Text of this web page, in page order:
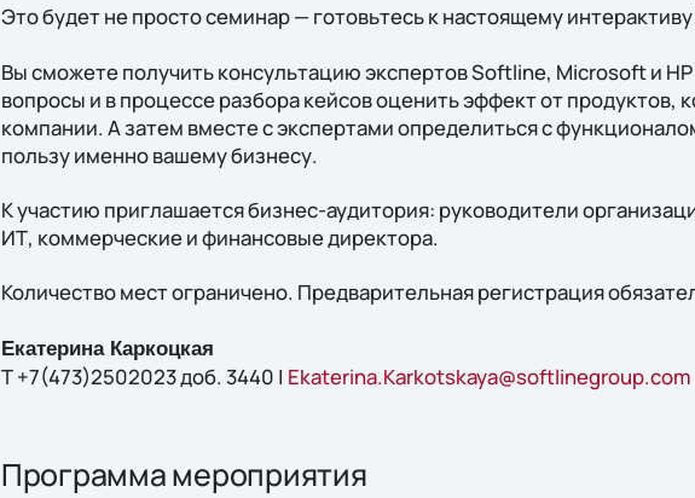
Это будет не просто семинар — готовьтесь к настоящему
Вы сможете получить консультацию экспертов Softline, Microsoft и
вопросы и в процессе разбора кейсов оценить эффект от продуктов,
компании. А затем вместе с экспертами определиться с
пользу именно вашему бизнесу.
К участию приглашается бизнес-аудитория: руководители
ИТ, коммерческие и финансовые директора.
Количество мест ограничено. Предварительная регистрация
Екатерина Каркоцкая
Т +7(473)2502023 доб. 3440 | Ekaterina.Karkotskaya@softlinegroup.com
Программа мероприятия